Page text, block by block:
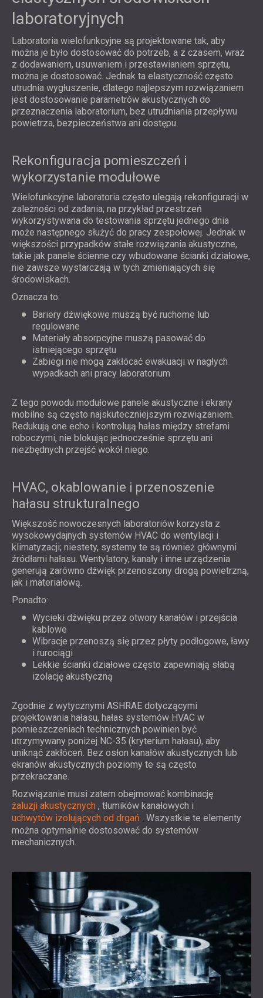
laboratoryjnych
Laboratoria wielofunkcyjne są projektowane tak, aby
można je było dostosować do potrzeb, a z czasem, wraz
z dodawaniem, usuwaniem i przestawianiem sprzętu,
można je dostosować. Jednak ta elastyczność często
utrudnia wygłuszenie, dlatego najlepszym rozwiązaniem
jest dostosowanie parametrów akustycznych do
przeznaczenia laboratorium, bez utrudniania przepływu
powietrza, bezpieczeństwa ani dostępu.
Rekonfiguracja pomieszczeń i
wykorzystanie modułowe
Wielofunkcyjne laboratoria często ulegają rekonfiguracji w
zależności od zadania; na przykład przestrzeń
wykorzystywana do testowania sprzętu jednego dnia
może następnego służyć do pracy zespołowej. Jednak w
większości przypadków stałe rozwiązania akustyczne,
takie jak panele ścienne czy wbudowane ścianki działowe,
nie zawsze wystarczają w tych zmieniających się
środowiskach.
Oznacza to:
Bariery dźwiękowe muszą być ruchome lub
regulowane
Materiały absorpcyjne muszą pasować do
istniejącego sprzętu
Zabiegi nie mogą zakłócać ewakuacji w nagłych
wypadkach ani pracy laboratorium
Z tego powodu modułowe panele akustyczne i ekrany
mobilne są często najskuteczniejszym rozwiązaniem.
Redukują one echo i kontrolują hałas między strefami
roboczymi, nie blokując jednocześnie sprzętu ani
niezbędnych przejść wokół niego.
HVAC, okablowanie i przenoszenie
hałasu strukturalnego
Większość nowoczesnych laboratoriów korzysta z
wysokowydajnych systemów HVAC do wentylacji i
klimatyzacji; niestety, systemy te są również głównymi
źródłami hałasu. Wentylatory, kanały i inne urządzenia
generują zarówno dźwięk przenoszony drogą powietrzną,
jak i materiałową.
Ponadto:
Wycieki dźwięku przez otwory kanałów i przejścia
kablowe
Wibracje przenoszą się przez płyty podłogowe, ławy
i rurociągi
Lekkie ścianki działowe często zapewniają słabą
izolację akustyczną
Zgodnie z wytycznymi ASHRAE dotyczącymi
projektowania hałasu, hałas systemów HVAC w
pomieszczeniach technicznych powinien być
utrzymywany poniżej NC-35 (kryterium hałasu), aby
uniknąć zakłóceń. Bez osłon kanałów akustycznych lub
ekranów akustycznych poziomy te są często
przekraczane.
Rozwiązanie musi zatem obejmować kombinację
żaluzji akustycznych , tłumików kanałowych i
uchwytów izolujących od drgań
. Wszystkie te elementy
można optymalnie dostosować do systemów
mechanicznych.